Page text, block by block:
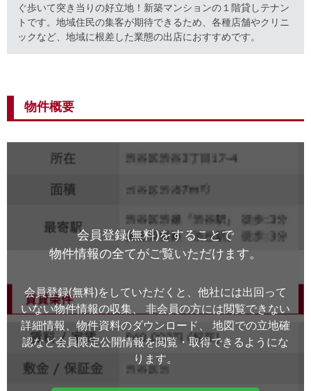
ぐ歩いて突き当りの好立地！新築マンションの１階貸しテナン
トです。地域住民の集客が期待できるため、各種店舗やクリニ
ックなど、地域に根差した業態の出店におすすめです。
物件概要
会員登録(無料)をすることで
物件情報の全てがご覧いただけます。
会員登録(無料)をしていただくと、他社には出回って
いない物件情報の収集、
非会員の方には閲覧できない
詳細情報、物件資料のダウンロード、
地図での立地確
認など会員限定公開情報を閲覧・取得できるようにな
ります。